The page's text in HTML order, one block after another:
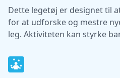
Dette legetøj er designet til
for at udforske og mestre
leg. Aktiviteten kan styrke